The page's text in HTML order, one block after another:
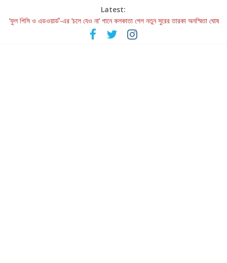
Latest:
‘ফুল পিসি ও এডওয়ার্ড’-এর ‘চলে যেও না’ গানে কলকাতা পেল নতুন সুরের তারকা অনস্মিতা ঘোষ
রবীন্দ্রনাথ ও গুলজারের সৃষ্টির মেলবন্ধনে মুগ্ধ করল ‘দুই তারার দোতারা’
কলের গান থেকে রীলস্ — বাঙালির গান শোনার বিবর্তনের গল্প